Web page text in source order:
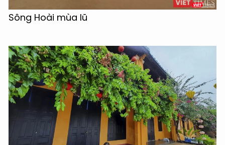
Sông Hoài mùa lũ